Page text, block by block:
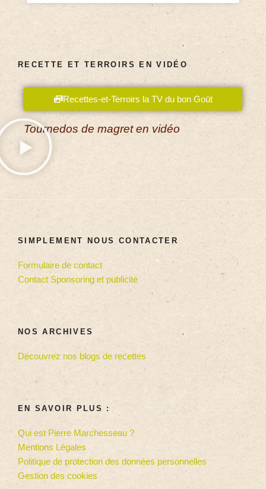
RECETTE ET TERROIRS EN VIDÉO
Recettes-et-Terroirs la TV du bon Goût
Tournedos de magret en vidéo
SIMPLEMENT NOUS CONTACTER
Formulaire de contact
Contact Sponsoring et publicité
NOS ARCHIVES
Découvrez nos blogs de recettes
EN SAVOIR PLUS :
Qui est Pierre Marchesseau ?
Mentions Légales
Politique de protection des données personnelles
Gestion des cookies